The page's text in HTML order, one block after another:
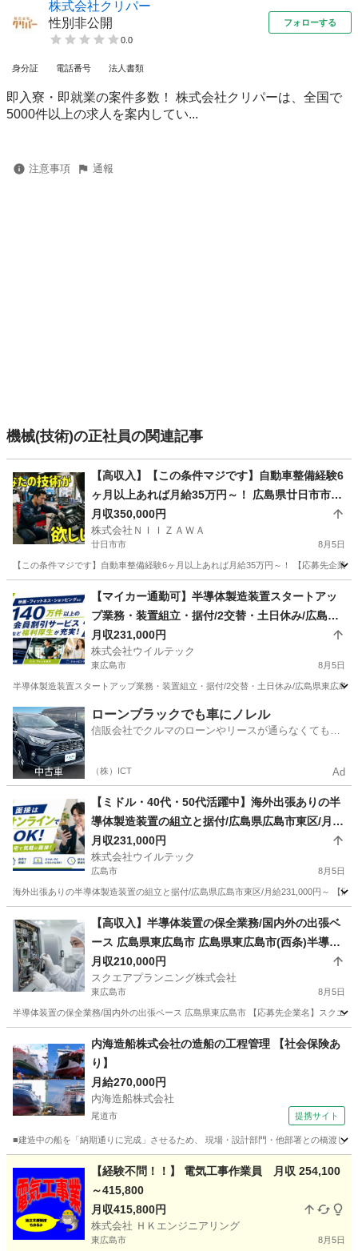
株式会社クリパー
性別非公開
0.0
フォローする
身分証 電話番号 法人書類
即入寮・即就業の案件多数！ 株式会社クリパーは、全国で
5000件以上の求人を案内してい...
注意事項 通報
機械(技術)の正社員の関連記事
【高収入】【この条件マジです】自動車整備経験6
ヶ月以上あれば月給35万円～！ 広島県廿日市市
(大野浦)整備士
月収350,000円
株式会社ＮＩＩＺＡＷＡ
廿日市市 8月5日
【この条件マジです】自動車整備経験6ヶ月以上あれば月給35万円～！ 【応募先企
その他 整備士
【マイカー通勤可】半導体製造装置スタートアッ
プ業務・装置組立・据付/2交替・土日休み/広島県
東広島市/月給231,000円～ 広島県東広島市機械オ
ペレーター
月収231,000円
株式会社ウイルテック
東広島市 8月5日
半導体製造装置スタートアップ業務・装置組立・据付/2交替・土日休み/広島県東広島
広島 東広島市 その他
ローンブラックでも車にノレル
信販会社でクルマのローンやリースが通らなくてもク
（株）ICT Ad
【ミドル・40代・50代活躍中】海外出張ありの半
導体製造装置の組立と据付/広島県広島市東区/月給
231,000円～ 広島県広島市東区機械オペレーター
月収231,000円
株式会社ウイルテック
広島市 8月5日
海外出張ありの半導体製造装置の組立と据付/広島県広島市東区/月給231,000円～ 【
その他 未経験
【高収入】半導体装置の保全業務/国内外の出張ベ
ース 広島県東広島市 広島県東広島市(西条)半導体
装置の保全業務/国内外の出張ベース
月収210,000円
スクエアプランニング株式会社
東広島市 8月5日
半導体装置の保全業務/国内外の出張ベース 広島県東広島市 【応募先企業名】スクエ
その他 業務
内海造船株式会社の造船の工程管理 【社会保険あ
り】
月給270,000円
内海造船株式会社
尾道市 提携サイト
■建造中の船を「納期通りに完成」させるため、 現場・設計部門・他部署との橋渡し
品質管理
【経験不問！！】 電気工事作業員 月収 254,100
～415,800
月収415,800円
株式会社 ＨＫエンジニアリング
東広島市 8月5日